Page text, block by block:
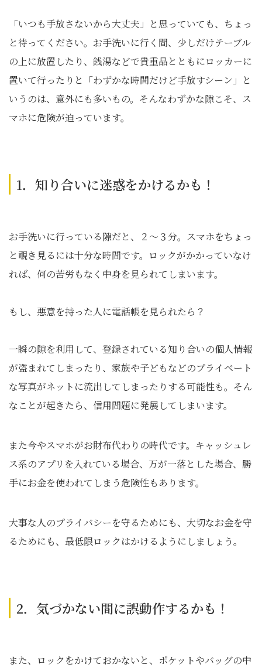
「いつも手放さないから大丈夫」と思っていても、ちょっ
と待ってください。お手洗いに行く間、少しだけテーブル
の上に放置したり、銭湯などで貴重品とともにロッカーに
置いて行ったりと「わずかな時間だけど手放すシーン」と
いうのは、意外にも多いもの。そんなわずかな隙こそ、ス
マホに危険が迫っています。
1．知り合いに迷惑をかけるかも！
お手洗いに行っている隙だと、２～３分。スマホをちょっ
と覗き見るには十分な時間です。ロックがかかっていなけ
れば、何の苦労もなく中身を見られてしまいます。
もし、悪意を持った人に電話帳を見られたら？
一瞬の隙を利用して、登録されている知り合いの個人情報
が盗まれてしまったり、家族や子どもなどのプライベート
な写真がネットに流出してしまったりする可能性も。そん
なことが起きたら、信用問題に発展してしまいます。
また今やスマホがお財布代わりの時代です。キャッシュレ
ス系のアプリを入れている場合、万が一落とした場合、勝
手にお金を使われてしまう危険性もあります。
大事な人のプライバシーを守るためにも、大切なお金を守
るためにも、最低限ロックはかけるようにしましょう。
2．気づかない間に誤動作するかも！
また、ロックをかけておかないと、ポケットやバッグの中